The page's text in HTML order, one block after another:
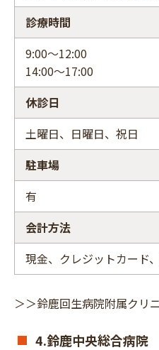
診療時間
9:00〜12:00
14:00〜17:00
休診日
土曜日、日曜日、祝日
駐車場
有
会計方法
現金、クレジットカード
＞＞鈴鹿回生病院附属クリ
4.鈴鹿中央総合病院